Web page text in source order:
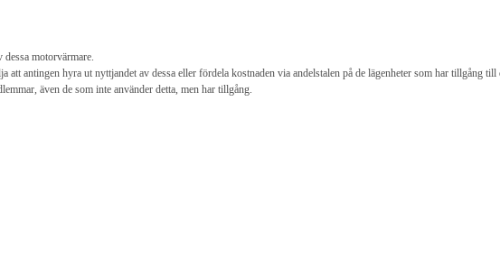
motorvärmare.
antingen hyra ut nyttjandet av dessa eller fördela kostnaden via andelstalen på de lägenheter som har tillgång till
även de som inte använder detta, men har tillgång.